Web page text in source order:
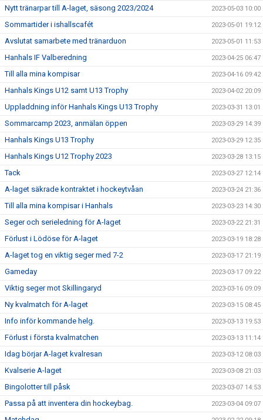
Nytt tränarpar till A-laget, säsong 2023/2024 2023-05-03 10:00
Sommartider i ishallscafét 2023-05-01 19:12
Avslutat samarbete med tränarduon 2023-05-01 11:53
Hanhals IF Valberedning 2023-04-25 06:47
Till alla mina kompisar 2023-04-16 09:42
Hanhals Kings U12 samt U13 Trophy 2023-04-02 20:09
Uppladdning inför Hanhals Kings U13 Trophy 2023-03-31 13:01
Sommarcamp 2023, anmälan öppen 2023-03-29 14:39
Hanhals Kings U13 Trophy 2023-03-29 12:35
Hanhals Kings U12 Trophy 2023 2023-03-28 13:15
Tack 2023-03-27 12:14
A-laget säkrade kontraktet i hockeytvåan 2023-03-24 21:36
Till alla mina kompisar i Hanhals 2023-03-23 14:30
Seger och serieledning för A-laget 2023-03-22 21:31
Förlust i Lödöse för A-laget 2023-03-19 18:28
A-laget tog en viktig seger med 7-2 2023-03-17 21:19
Gameday 2023-03-17 09:22
Viktig seger mot Skillingaryd 2023-03-16 09:09
Ny kvalmatch för A-laget 2023-03-15 08:45
Info inför kommande helg. 2023-03-13 19:53
Förlust i första kvalmatchen 2023-03-13 11:14
Idag börjar A-laget kvalresan 2023-03-12 08:03
Kvalserie A-laget 2023-03-08 21:03
Bingolotter till påsk 2023-03-07 14:53
Passa på att inventera din hockeybag. 2023-03-04 09:07